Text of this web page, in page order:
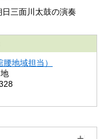
鼓の演奏
地域担当）